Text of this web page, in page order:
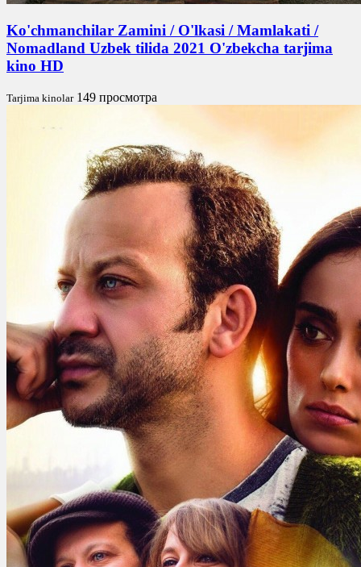
Ko'chmanchilar Zamini / O'lkasi / Mamlakati /
Nomadland Uzbek tilida 2021 O'zbekcha tarjima
kino HD
Tarjima kinolar 149 просмотра